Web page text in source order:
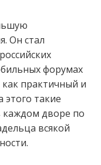
Он стал
форумах
практичный и
такие
дворе по
всякой